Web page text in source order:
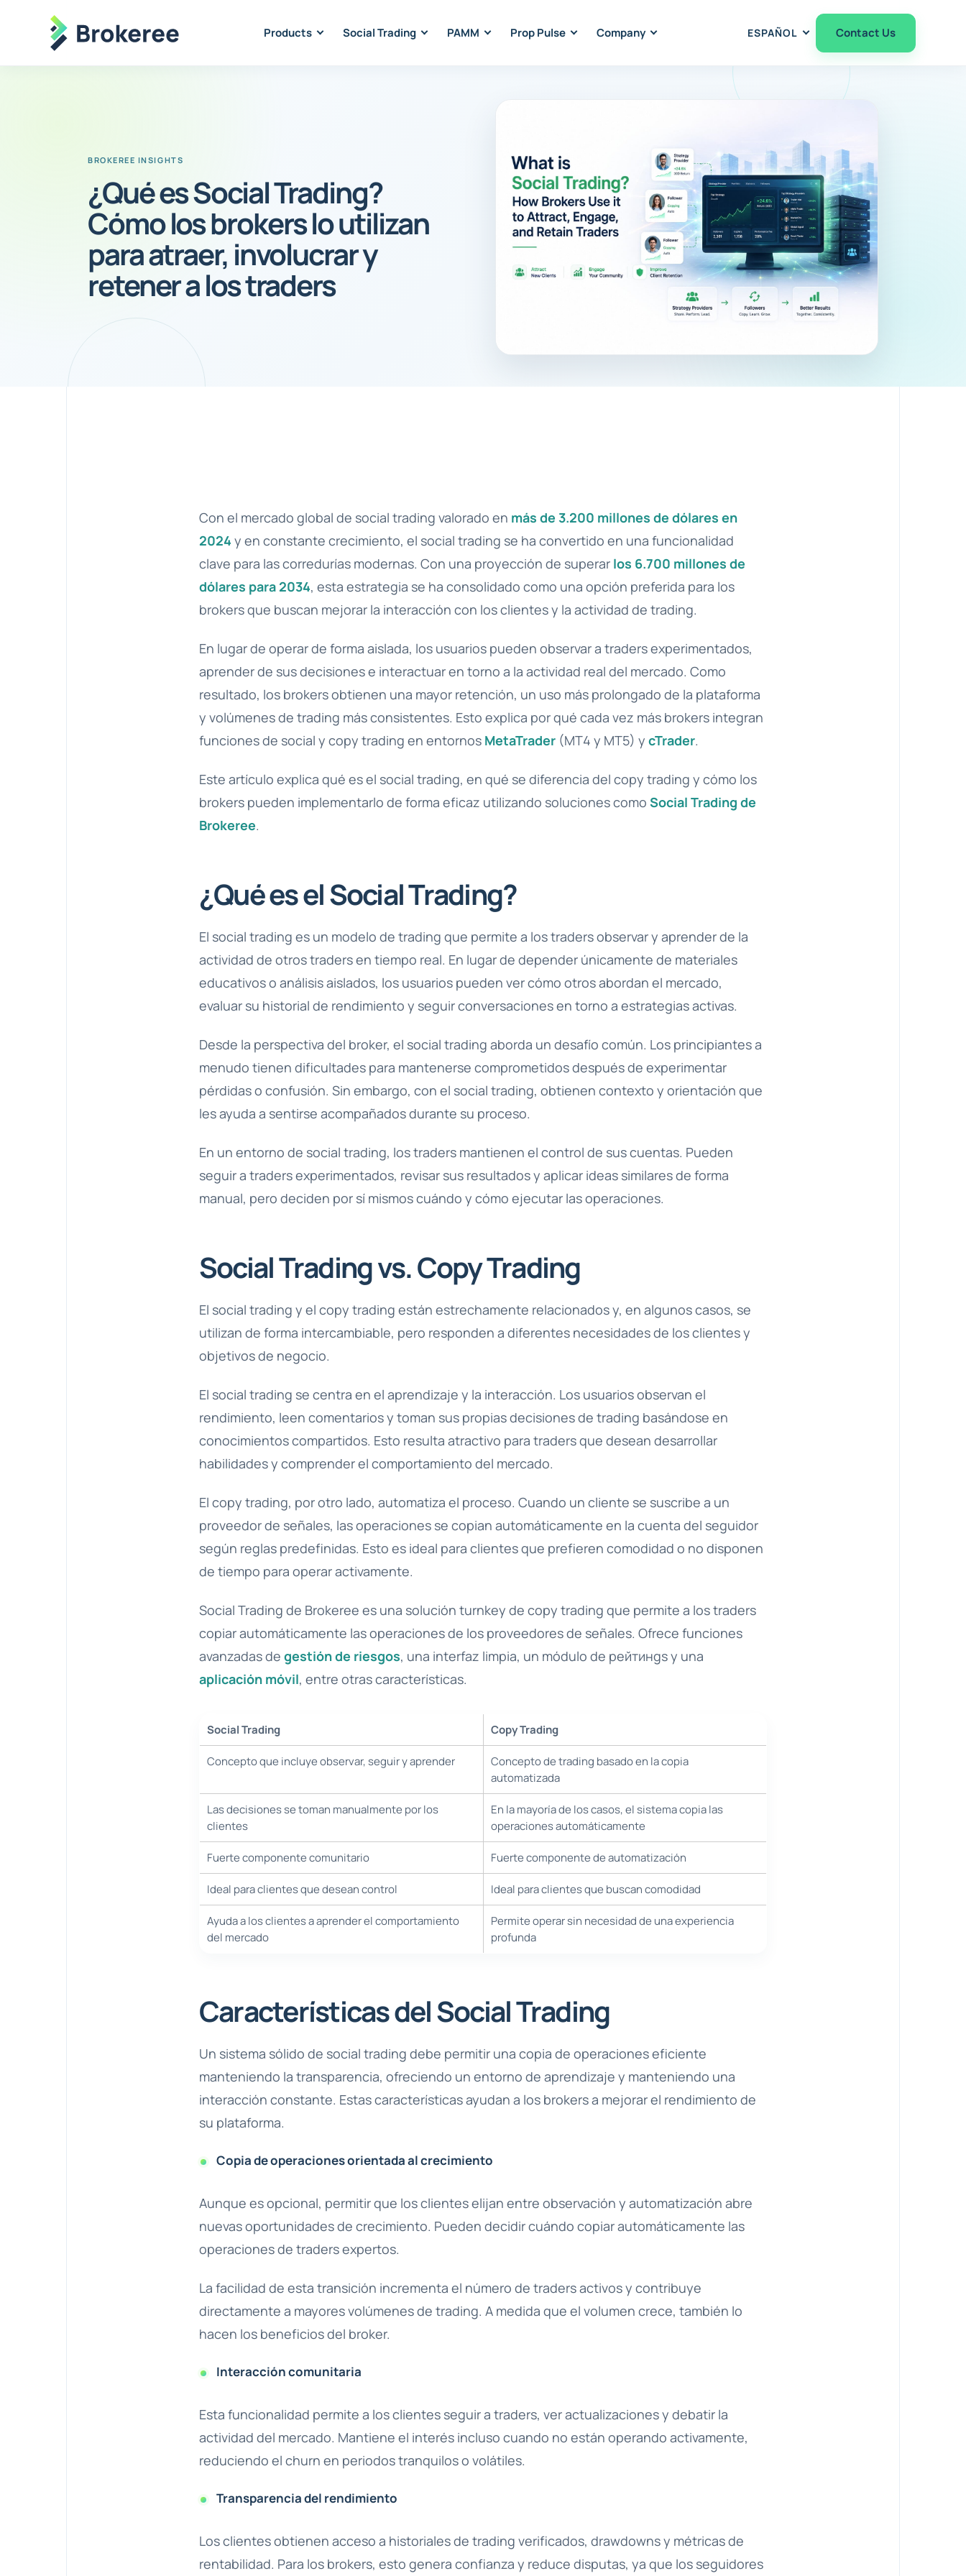
Products Social Trading PAMM Prop Pulse Company ESPAÑOL Contact Us
¿Qué es Social Trading?
Cómo los brokers lo utilizan
para atraer, involucrar y
retener a los traders
Con el mercado global de social trading valorado en más de 3.200 millones de dólares en
2024 y en constante crecimiento, el social trading se ha convertido en una funcionalidad
clave para las corredurías modernas. Con una proyección de superar los 6.700 millones de
dólares para 2034, esta estrategia se ha consolidado como una opción preferida para los
brokers que buscan mejorar la interacción con los clientes y la actividad de trading.
En lugar de operar de forma aislada, los usuarios pueden observar a traders experimentados,
aprender de sus decisiones e interactuar en torno a la actividad real del mercado. Como
resultado, los brokers obtienen una mayor retención, un uso más prolongado de la plataforma
y volúmenes de trading más consistentes. Esto explica por qué cada vez más brokers integran
funciones de social y copy trading en entornos MetaTrader (MT4 y MT5) y cTrader.
Este artículo explica qué es el social trading, en qué se diferencia del copy trading y cómo los
brokers pueden implementarlo de forma eficaz utilizando soluciones como Social Trading de
Brokeree.
¿Qué es el Social Trading?
El social trading es un modelo de trading que permite a los traders observar y aprender de la
actividad de otros traders en tiempo real. En lugar de depender únicamente de materiales
educativos o análisis aislados, los usuarios pueden ver cómo otros abordan el mercado,
evaluar su historial de rendimiento y seguir conversaciones en torno a estrategias activas.
Desde la perspectiva del broker, el social trading aborda un desafío común. Los principiantes a
menudo tienen dificultades para mantenerse comprometidos después de experimentar
pérdidas o confusión. Sin embargo, con el social trading, obtienen contexto y orientación que
les ayuda a sentirse acompañados durante su proceso.
En un entorno de social trading, los traders mantienen el control de sus cuentas. Pueden
seguir a traders experimentados, revisar sus resultados y aplicar ideas similares de forma
manual, pero deciden por sí mismos cuándo y cómo ejecutar las operaciones.
Social Trading vs. Copy Trading
El social trading y el copy trading están estrechamente relacionados y, en algunos casos, se
utilizan de forma intercambiable, pero responden a diferentes necesidades de los clientes y
objetivos de negocio.
El social trading se centra en el aprendizaje y la interacción. Los usuarios observan el
rendimiento, leen comentarios y toman sus propias decisiones de trading basándose en
conocimientos compartidos. Esto resulta atractivo para traders que desean desarrollar
habilidades y comprender el comportamiento del mercado.
El copy trading, por otro lado, automatiza el proceso. Cuando un cliente se suscribe a un
proveedor de señales, las operaciones se copian automáticamente en la cuenta del seguidor
según reglas predefinidas. Esto es ideal para clientes que prefieren comodidad o no disponen
de tiempo para operar activamente.
Social Trading de Brokeree es una solución turnkey de copy trading que permite a los traders
copiar automáticamente las operaciones de los proveedores de señales. Ofrece funciones
avanzadas de gestión de riesgos, una interfaz limpia, un módulo de рейтинgs y una
aplicación móvil, entre otras características.
Social Trading Copy Trading
Concepto que incluye observar, seguir y aprender
Concepto de trading basado en la copia
automatizada
Las decisiones se toman manualmente por los
clientes
En la mayoría de los casos, el sistema copia las
operaciones automáticamente
Fuerte componente comunitario Fuerte componente de automatización
Ideal para clientes que desean control Ideal para clientes que buscan comodidad
Ayuda a los clientes a aprender el comportamiento
del mercado
Permite operar sin necesidad de una experiencia
profunda
Características del Social Trading
Un sistema sólido de social trading debe permitir una copia de operaciones eficiente
manteniendo la transparencia, ofreciendo un entorno de aprendizaje y manteniendo una
interacción constante. Estas características ayudan a los brokers a mejorar el rendimiento de
su plataforma.
Copia de operaciones orientada al crecimiento
Aunque es opcional, permitir que los clientes elijan entre observación y automatización abre
nuevas oportunidades de crecimiento. Pueden decidir cuándo copiar automáticamente las
operaciones de traders expertos.
La facilidad de esta transición incrementa el número de traders activos y contribuye
directamente a mayores volúmenes de trading. A medida que el volumen crece, también lo
hacen los beneficios del broker.
Interacción comunitaria
Esta funcionalidad permite a los clientes seguir a traders, ver actualizaciones y debatir la
actividad del mercado. Mantiene el interés incluso cuando no están operando activamente,
reduciendo el churn en periodos tranquilos o volátiles.
Transparencia del rendimiento
Los clientes obtienen acceso a historiales de trading verificados, drawdowns y métricas de
rentabilidad. Para los brokers, esto genera confianza y reduce disputas, ya que los seguidores